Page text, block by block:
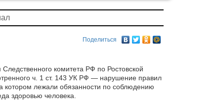
Поделиться
комитета РФ по Ростовской
ч. 1 ст. 143 УК РФ — нарушение правил
котором лежали обязанности по соблюдению
здоровью человека.